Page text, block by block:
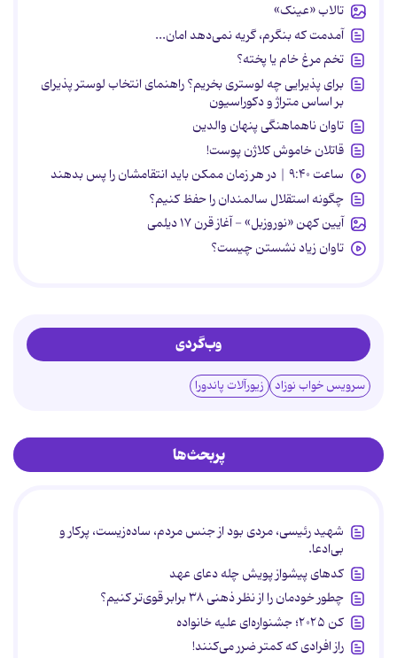
تالاب «عینک»
آمدمت که بنگرم، گریه نمی‌دهد امان...
تخم مرغ خام یا پخته؟
برای پذیرایی چه لوستری بخریم؟ راهنمای انتخاب لوستر پذیرای
بر اساس متراژ و دکوراسیون
تاوان ناهماهنگی پنهان والدین
قاتلان خاموش کلاژن پوست!
ساعت ۹:۴۰ | در هر زمان ممکن باید انتقامشان را پس بدهند
چگونه استقلال سالمندان را حفظ کنیم؟
آیین کهن «نوروزبل» - آغاز قرن ۱۷ دیلمی
تاوان زیاد نشستن چیست؟
وب‌گردی
سرویس خواب نوزاد زیورآلات پاندورا
پربحث‌ها
شهید رئیسی، مردی بود از جنس مردم، ساده‌زیست، پرکار و
بی‌ادعا.
کدهای پیشواز پویش چله دعای عهد
چطور خودمان را از نظر ذهنی ۳۸ برابر قوی‌تر کنیم؟
کن ۲۰۲۵؛ جشنواره‌ای علیه خانواده
راز افرادی که کمتر ضرر می‌کنند!